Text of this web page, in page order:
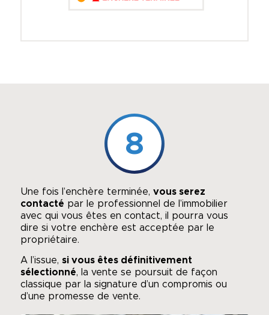
8
Une fois l’enchère terminée, vous serez
contacté par le professionnel de l’immobilier
avec qui vous êtes en contact, il pourra vous
dire si votre enchère est acceptée par le
propriétaire.
A l’issue, si vous êtes définitivement
sélectionné, la vente se poursuit de façon
classique par la signature d’un compromis ou
d’une promesse de vente.